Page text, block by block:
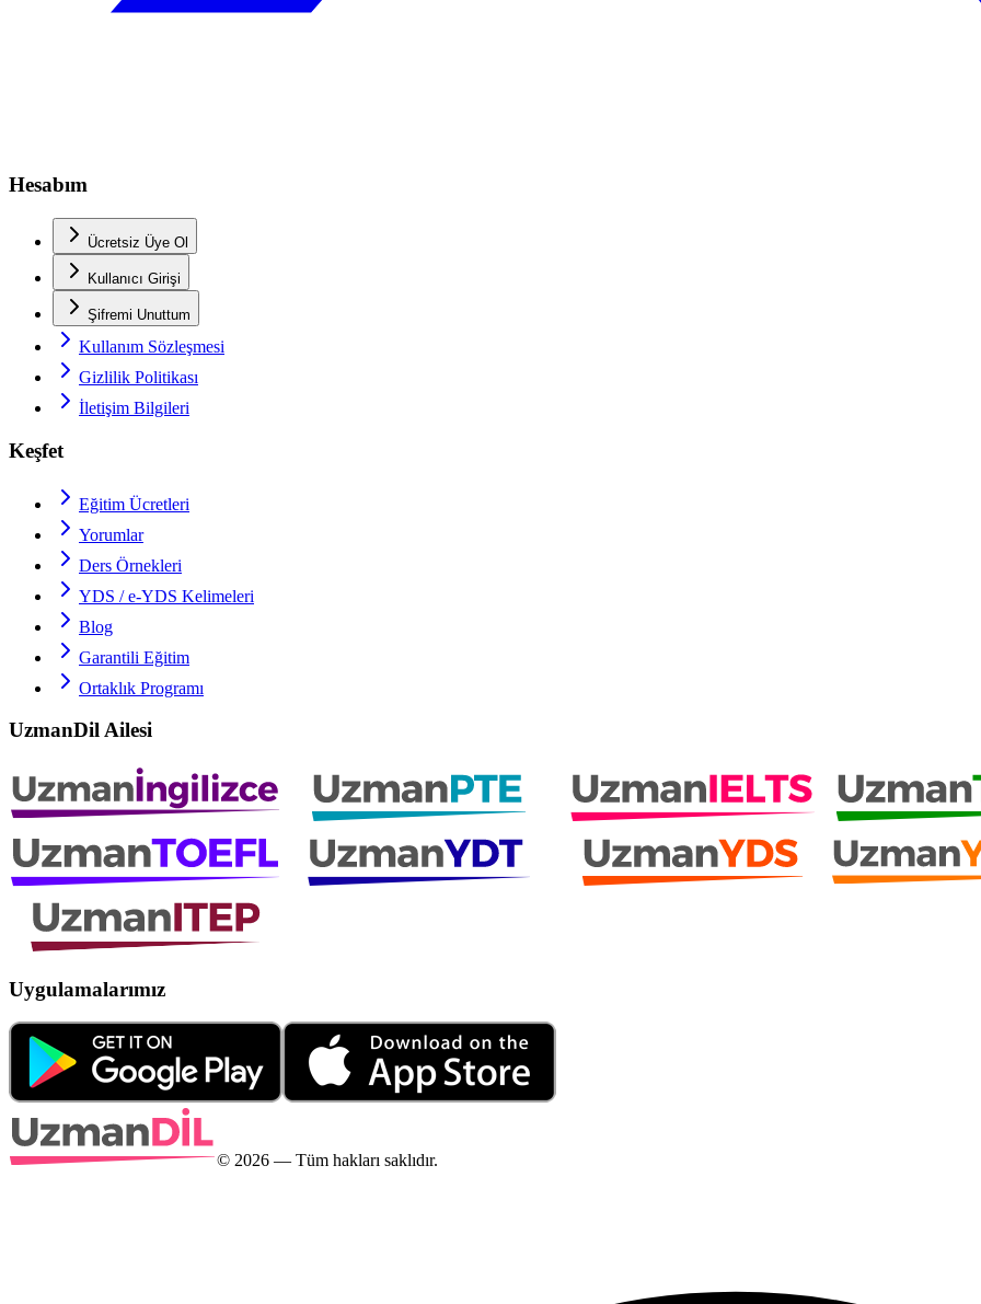
Hesabım
Ücretsiz Üye Ol
Kullanıcı Girişi
Şifremi Unuttum
Kullanım Sözleşmesi
Gizlilik Politikası
İletişim Bilgileri
Keşfet
Eğitim Ücretleri
Yorumlar
Ders Örnekleri
YDS / e-YDS Kelimeleri
Blog
Garantili Eğitim
Ortaklık Programı
UzmanDil Ailesi
Uygulamalarımız
© 2026 — Tüm hakları saklıdır.